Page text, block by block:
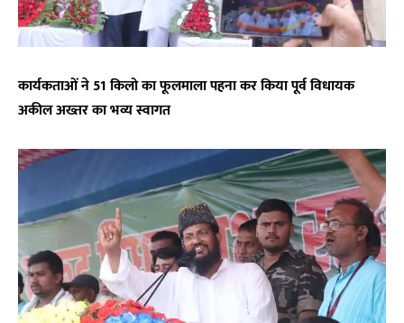
कार्यकताओं ने 51 किलो का फूलमाला पहना कर किया पूर्व विधायक
अकील अख्तर का भव्य स्वागत